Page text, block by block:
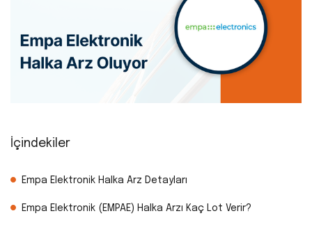
İçindekiler
Empa Elektronik Halka Arz Detayları
Empa Elektronik (EMPAE) Halka Arzı Kaç Lot Verir?